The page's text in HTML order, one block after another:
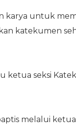
untuk
katekumen
seksi
melalui